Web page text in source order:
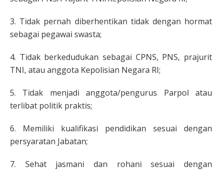
3. Tidak pernah diberhentikan tidak dengan hormat
sebagai pegawai swasta;
4. Tidak berkedudukan sebagai CPNS, PNS, prajurit
TNI, atau anggota Kepolisian Negara RI;
5. Tidak menjadi anggota/pengurus Parpol atau
terlibat politik praktis;
6. Memiliki kualifikasi pendidikan sesuai dengan
persyaratan Jabatan;
7. Sehat jasmani dan rohani sesuai dengan